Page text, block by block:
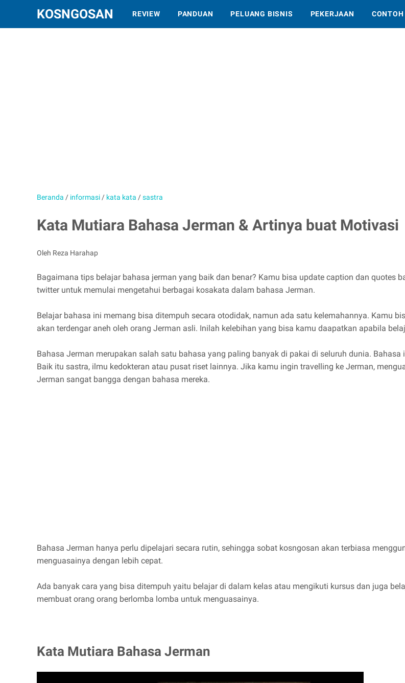
KOSNGOSAN REVIEW PANDUAN PELUANG BISNIS PEKERJAAN CONTOH
Beranda / informasi / kata kata /sastra
Kata Mutiara Bahasa Jerman & Artinya buat Motivasi
Oleh Reza Harahap
Bagaimana tips belajar bahasa jerman yang baik dan benar? Kamu bisa update caption dan quotes
twitter untuk memulai mengetahui berbagai kosakata dalam bahasa Jerman.
Belajar bahasa ini memang bisa ditempuh secara otodidak, namun ada satu kelemahannya. Kamu
akan terdengar aneh oleh orang Jerman asli. Inilah kelebihan yang bisa kamu daapatkan apabila
Bahasa Jerman merupakan salah satu bahasa yang paling banyak di pakai di seluruh dunia.
Baik itu sastra, ilmu kedokteran atau pusat riset lainnya. Jika kamu ingin travelling ke Jerman,
Jerman sangat bangga dengan bahasa mereka.
Bahasa Jerman hanya perlu dipelajari secara rutin, sehingga sobat kosngosan akan terbiasa
menguasainya dengan lebih cepat.
Ada banyak cara yang bisa ditempuh yaitu belajar di dalam kelas atau mengikuti kursus dan juga
membuat orang orang berlomba lomba untuk menguasainya.
Kata Mutiara Bahasa Jerman